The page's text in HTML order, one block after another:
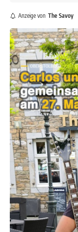
Anzeige von The Savoy